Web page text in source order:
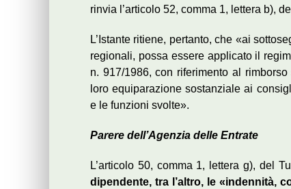
rinvia l’articolo 52, comma 1, lettera b),
L’Istante ritiene, pertanto, che «ai
regionali, possa essere applicato il
n. 917/1986, con riferimento al
loro equiparazione sostanziale ai
e le funzioni svolte».
Parere dell’Agenzia delle Entrate
L’articolo 50, comma 1, lettera g), del
dipendente, tra l’altro, le «indennità,